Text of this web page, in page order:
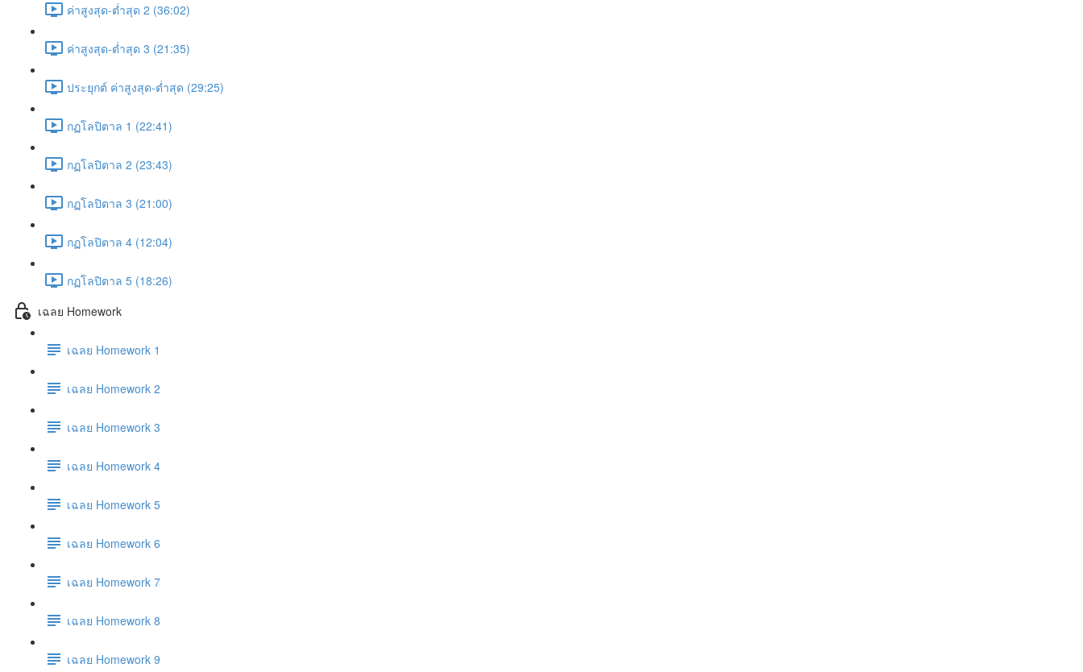
ค่าสูงสุด-ต่ำสุด 2 (36:02)
ค่าสูงสุด-ต่ำสุด 3 (21:35)
ประยุกต์ ค่าสูงสุด-ต่ำสุด (29:25)
กฏโลปิตาล 1 (22:41)
กฏโลปิตาล 2 (23:43)
กฏโลปิตาล 3 (21:00)
กฏโลปิตาล 4 (12:04)
กฏโลปิตาล 5 (18:26)
เฉลย Homework
เฉลย Homework 1
เฉลย Homework 2
เฉลย Homework 3
เฉลย Homework 4
เฉลย Homework 5
เฉลย Homework 6
เฉลย Homework 7
เฉลย Homework 8
เฉลย Homework 9